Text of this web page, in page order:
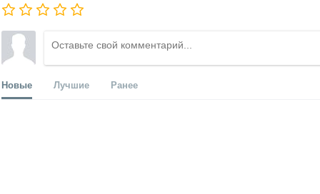
Новые Лучшие Ранее